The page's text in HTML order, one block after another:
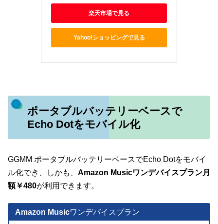
楽天市場で見る
Yahoo!ショッピングで見る
ポータブルバッテリーベースで
Echo Dotをモバイル化
GGMM ポータブルバッテリーベースでEcho Dotをモバイ
ル化でき、しかも、 Amazon Musicワンデバイスプラン月
額￥480が利用できます。
Amazon Musicワンデバイスプラン